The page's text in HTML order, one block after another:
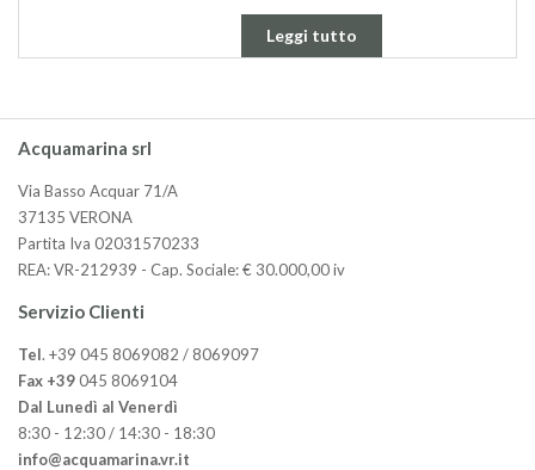
Leggi tutto
Acquamarina srl
Via Basso Acquar 71/A
37135 VERONA
Partita Iva 02031570233
REA: VR-212939 - Cap. Sociale: € 30.000,00 iv
Servizio Clienti
Tel. +39 045 8069082 / 8069097
Fax +39045 8069104
Dal Lunedì al Venerdì
8:30 - 12:30 / 14:30 - 18:30
info@acquamarina.vr.it